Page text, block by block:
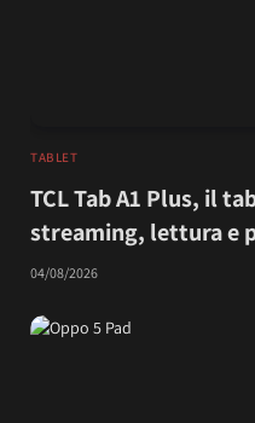
TABLET
TCL Tab A1 Plus, il
streaming, lettura e
04/08/2026